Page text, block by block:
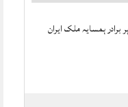
ہمسایہ ملک ایران